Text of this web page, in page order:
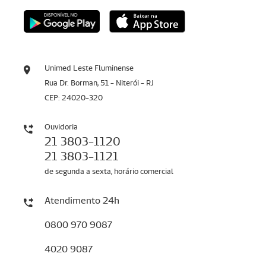
Unimed Leste Fluminense
Rua Dr. Borman, 51 - Niterói - RJ
CEP: 24020-320
Ouvidoria
21 3803-1120
21 3803-1121
de segunda a sexta, horário comercial
Atendimento 24h
0800 970 9087
4020 9087